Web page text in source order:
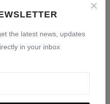
the latest news, updates
in your inbox
Resmi Pemerintah dan